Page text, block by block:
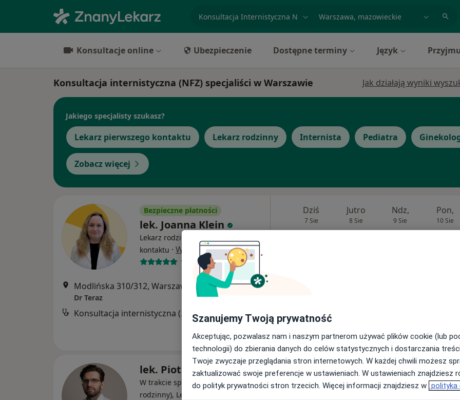
Konsultacje online Ubezpieczenie Dostępne terminy Język
Konsultacja internistyczna (NFZ) specjaliści w Warszawie Jak działają wyniki
Jakiego specjalisty szukasz?
Lekarz pierwszego kontaktu Lekarz rodzinny Internista Pediatra
Zobacz więcej
Bezpieczne płatności
lek. Joanna Klein
Lekarz rodzinny, Lekarz pierwszego
kontaktu · Więcej
10 opinii
Modlińska 310/312, Warszawa • Mapa
Dr Teraz
Konsultacja internistyczna (NFZ) Darmowa usługa
Dziś
7 Sie
Jutro
8 Sie
Ndz,
9 Sie
Pon,
10 Sie
lek. Piotr Szuba
W trakcie specjalizacji (Lekarz
rodzinny), Lekarz pierwszego
Dziś Jutro Ndz, Pon,
10 Sie
Szanujemy Twoją prywatność
Akceptując, pozwalasz nam i naszym partnerom używać plików cookie (lub
technologii) do zbierania danych do celów statystycznych i dostarczania
Twoje zwyczaje przeglądania stron internetowych. W każdej chwili możesz
zaktualizować swoje preferencje w ustawieniach. W ustawieniach znajdziesz
do polityk prywatności stron trzecich. Więcej informacji znajdziesz w polityka